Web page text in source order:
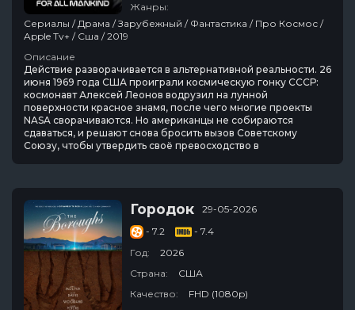
Жанры:
Сериалы / Драма / Зарубежный / Фантастика / Про Космос /
Apple Tv+ / Сша / 2019
Описание
Действие разворачивается в альтернативной реальности. 26
июня 1969 года США проиграли космическую гонку СССР:
космонавт Алексей Леонов водрузил на лунной
поверхности красное знамя, после чего многие проекты
NASA сворачиваются. Но американцы не собираются
сдаваться, и решают снова бросить вызов Советскому
Союзу, чтобы утвердить своё превосходство в
Городок
29-05-2026
- 7.2
- 7.4
Год:
2026
Страна:
США
Качество:
FHD (1080p)